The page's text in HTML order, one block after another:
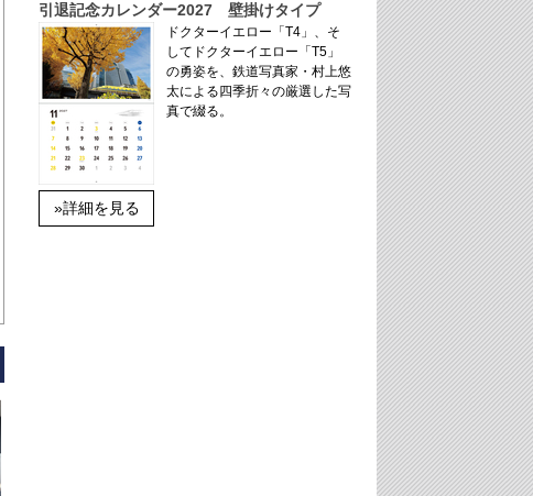
引退記念カレンダー2027 壁掛けタイプ
»詳細を見る
ドクターイエロー「T4」、そ
してドクターイエロー「T5」
の勇姿を、鉄道写真家・村上悠
太による四季折々の厳選した写
真で綴る。